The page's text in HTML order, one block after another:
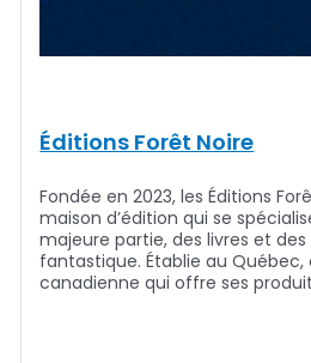
Éditions Forêt Noire
Fondée en 2023, les Éditions
maison d’édition qui se
majeure partie, des livres et
fantastique. Établie au Québec,
canadienne qui offre ses